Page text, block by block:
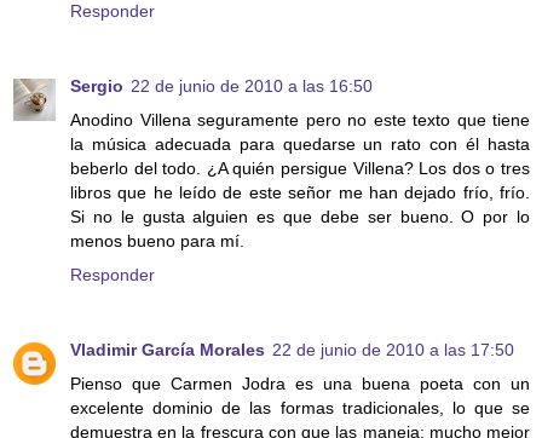
Responder
Sergio 22 de junio de 2010 a las 16:50
Anodino Villena seguramente pero no este texto que tiene
la música adecuada para quedarse un rato con él hasta
beberlo del todo. ¿A quién persigue Villena? Los dos o tres
libros que he leído de este señor me han dejado frío, frío.
Si no le gusta alguien es que debe ser bueno. O por lo
menos bueno para mí.
Responder
Vladimir García Morales 22 de junio de 2010 a las 17:50
Pienso que Carmen Jodra es una buena poeta con un
excelente dominio de las formas tradicionales, lo que se
demuestra en la frescura con que las maneja: mucho mejor